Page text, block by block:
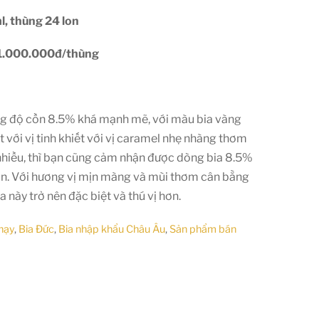
thùng 24 lon
thùng
độ cồn 8.5% khá mạnh mẽ, với màu bia vàng
với vị tinh khiết với vị caramel nhẹ nhàng thơm
thì bạn cũng cảm nhận được dòng bia 8.5%
Với hương vị mịn màng và mùi thơm cân bằng
này trở nên đặc biệt và thú vị hơn.
, Bia Đức, Bia nhập khẩu Châu Âu,Sản phẩm bán